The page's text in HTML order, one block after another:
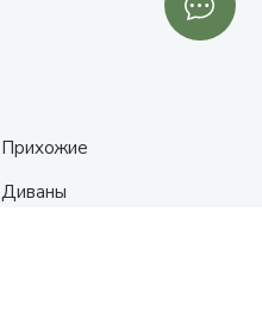
Прихожие
Диваны